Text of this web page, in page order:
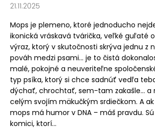
21.11.2025
Mops je plemeno, ktoré jednoducho
ikonická vráskavá tvárička, veľké guľaté
výraz, ktorý v skutočnosti skrýva jednu z
pováh medzi psami… je to čistá
malé, pokojné a neuveriteľne
typ psíka, ktorý si chce sadnúť vedľa
dýchať, chrochtať, sem-tam zakašle… a
celým svojím mäkučkým srdiečkom. A
mops má humor v DNA – máš pravdu.
komici, ktorí...